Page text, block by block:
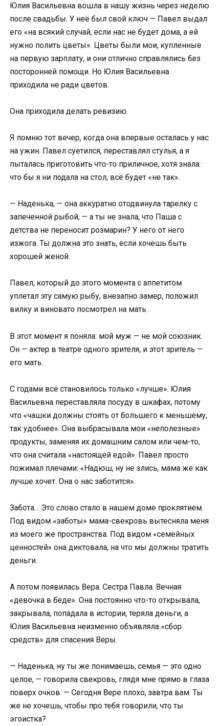
Юлия Васильевна вошла в нашу жизнь через неделю
после свадьбы. У неё был свой ключ — Павел выдал
его «на всякий случай, если нас не будет дома, а ей
нужно полить цветы». Цветы были мои, купленные
на первую зарплату, и они отлично справлялись без
посторонней помощи. Но Юлия Васильевна
приходила не ради цветов.
Она приходила делать ревизию.
Я помню тот вечер, когда она впервые осталась у нас
на ужин. Павел суетился, переставлял стулья, а я
пыталась приготовить что-то приличное, хотя знала:
что бы я ни подала на стол, всё будет «не так».
— Наденька, — она аккуратно отодвинула тарелку с
запеченной рыбой, — а ты не знала, что Паша с
детства не переносит розмарин? У него от него
изжога. Ты должна это знать, если хочешь быть
хорошей женой.
Павел, который до этого момента с аппетитом
уплетал эту самую рыбу, внезапно замер, положил
вилку и виновато посмотрел на мать.
В этот момент я поняла: мой муж — не мой союзник.
Он — актер в театре одного зрителя, и этот зритель —
его мать.
С годами всё становилось только «лучше». Юлия
Васильевна переставляла посуду в шкафах, потому
что «чашки должны стоять от большего к меньшему,
так удобнее». Она выбрасывала мои «неполезные»
продукты, заменяя их домашним салом или чем-то,
что она считала «настоящей едой». Павел просто
пожимал плечами: «Надюш, ну не злись, мама же как
лучше хочет. Она о нас заботится».
Забота… Это слово стало в нашем доме проклятием.
Под видом «заботы» мама-свекровь вытесняла меня
из моего же пространства. Под видом «семейных
ценностей» она диктовала, на что мы должны тратить
деньги.
А потом появилась Вера. Сестра Павла. Вечная
«девочка в беде». Она постоянно что-то открывала,
закрывала, попадала в истории, теряла деньги, а
Юлия Васильевна неизменно объявляла «сбор
средств» для спасения Веры.
— Наденька, ну ты же понимаешь, семья — это одно
целое, — говорила свекровь, глядя мне прямо в глаза
поверх очков. — Сегодня Вере плохо, завтра вам. Ты
же не хочешь, чтобы про тебя говорили, что ты
эгоистка?